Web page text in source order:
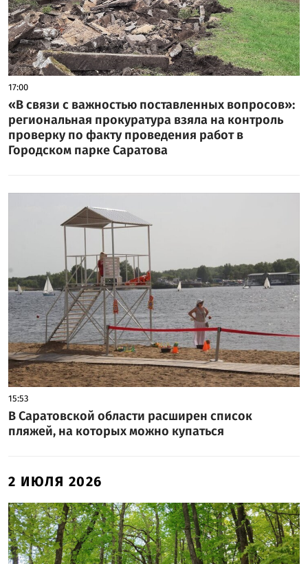
17:00
«В связи с важностью поставленных вопросов»:
региональная прокуратура взяла на контроль
проверку по факту проведения работ в
Городском парке Саратова
15:53
В Саратовской области расширен список
пляжей, на которых можно купаться
2 ИЮЛЯ 2026